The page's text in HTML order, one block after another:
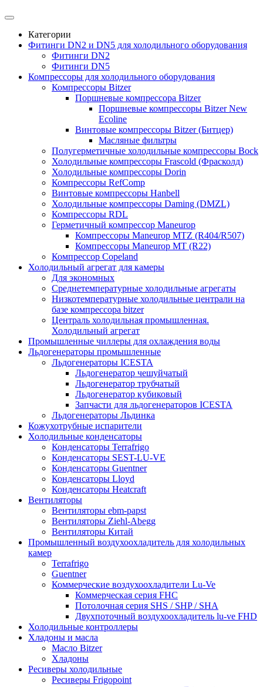
Категории
Фитинги DN2 и DN5 для холодильного оборудования
Фитинги DN2
Фитинги DN5
Компрессоры для холодильного оборудования
Компрессоры Bitzer
Поршневые компрессора Bitzer
Поршневые компрессоры Bitzer New
Ecoline
Винтовые компрессоры Bitzer (Битцер)
Масляные фильтры
Полугерметичные холодильные компрессоры Bock
Холодильные компрессоры Frascold (Фрасколд)
Холодильные компрессоры Dorin
Компрессоры RefComp
Винтовые компрессоры Hanbell
Холодильные компрессоры Daming (DMZL)
Компрессоры RDL
Герметичный компрессор Maneurop
Компрессоры Maneurop MTZ (R404/R507)
Компрессоры Maneurop MT (R22)
Компрессор Copeland
Холодильный агрегат для камеры
Для экономных
Среднетемпературные холодильные агрегаты
Низкотемпературные холодильные централи на
базе компрессора bitzer
Централь холодильная промышленная.
Холодильный агрегат
Промышленные чиллеры для охлаждения воды
Льдогенераторы промышленные
Льдогенераторы ICESTA
Льдогенератор чешуйчатый
Льдогенератор трубчатый
Льдогенератор кубиковый
Запчасти для льдогенераторов ICESTA
Льдогенераторы Льдинка
Кожухотрубные испарители
Холодильные конденсаторы
Конденсаторы Terrafrigo
Конденсаторы SEST-LU-VE
Конденсаторы Guentner
Конденсаторы Lloyd
Конденсаторы Heatcraft
Вентиляторы
Вентиляторы ebm-papst
Вентиляторы Ziehl-Abegg
Вентиляторы Китай
Промышленный воздухоохладитель для холодильных
камер
Terrafrigo
Guentner
Коммерческие воздухоохладители Lu-Ve
Коммерческая серия FHC
Потолочная серия SHS / SHP / SHA
Двухпоточный воздухоохладитель lu-ve FHD
Холодильные контроллеры
Хладоны и масла
Масло Bitzer
Хладоны
Ресиверы холодильные
Ресиверы Frigopoint